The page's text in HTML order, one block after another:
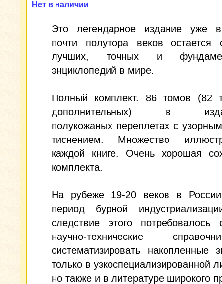
Нет в наличии
Это легендарное издание уже
почти полутора веков остается
лучших, точных и
энциклопедий в мире.
Полный комплект. 86 томов (82
дополнительных) в
полукожаных переплетах с
тиснением. Множество
каждой книге. Очень хорошая
комплекта.
На рубеже 19-20 веков в
период бурной
следствие этого потребовалось
научно-технические
систематизировать накопленные
только в узкоспециализированной
но также и в литературе широкого